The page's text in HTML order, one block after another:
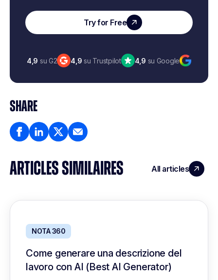
Try for Free
4,9 su G2 4,9 su Trustpilot 4,9 su Google
SHARE
ARTICLES SIMILAIRES All articles
NOTA 360
Come generare una descrizione del
lavoro con AI (Best AI Generator)